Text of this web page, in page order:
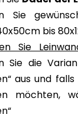
Sie
bis
Sie
Sie die
aus und
möchten,